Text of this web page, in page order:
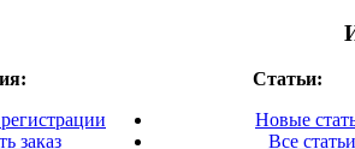
заказ
Статьи:
Новые
Все статьи